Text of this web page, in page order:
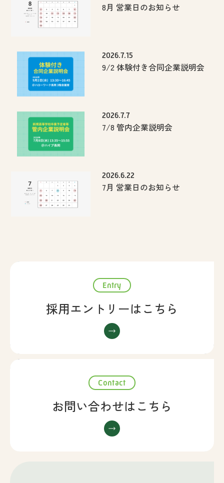
8月 営業日のお知らせ
2026.7.15
9/2 体験付き合同企業説明会
2026.7.7
7/8 管内企業説明会
2026.6.22
7月 営業日のお知らせ
Entry
採用エントリーはこちら
Contact
お問い合わせはこちら